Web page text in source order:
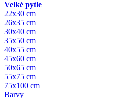
Velké pytle
22x30 cm
26x35 cm
30x40 cm
35x50 cm
40x55 cm
45x60 cm
50x65 cm
55x75 cm
75x100 cm
Barvy